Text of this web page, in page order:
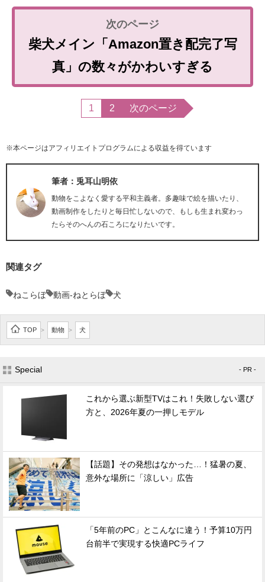
柴犬メイン「Amazon置き配完了写
真」の数々がかわいすぎる
1 2 次のページ
※本ページはアフィリエイトプログラムによる収益を得ています
筆者：兎耳山明依
動物をこよなく愛する平和主義者。多趣味で絵を描いたり、
動画制作をしたりと毎日忙しないので、もしも生まれ変わっ
たらそのへんの石ころになりたいです。
関連タグ
ねこらぼ 動画-ねとらぼ 犬
TOP > 動物 > 犬
Special - PR -
これから選ぶ新型TVはこれ！失敗しない選び
方と、2026年夏の一押しモデル
【話題】その発想はなかった…！猛暑の夏、
意外な場所に「涼しい」広告
「5年前のPC」とこんなに違う！予算10万円
台前半で実現する快適PCライフ